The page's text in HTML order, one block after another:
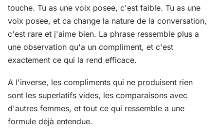
touche. Tu as une voix posee, c'est faible. Tu as une
voix posee, et ca change la nature de la conversation,
c'est rare et j'aime bien. La phrase ressemble plus a
une observation qu'a un compliment, et c'est
exactement ce qui la rend efficace.
A l'inverse, les compliments qui ne produisent rien
sont les superlatifs vides, les comparaisons avec
d'autres femmes, et tout ce qui ressemble a une
formule déjà entendue.